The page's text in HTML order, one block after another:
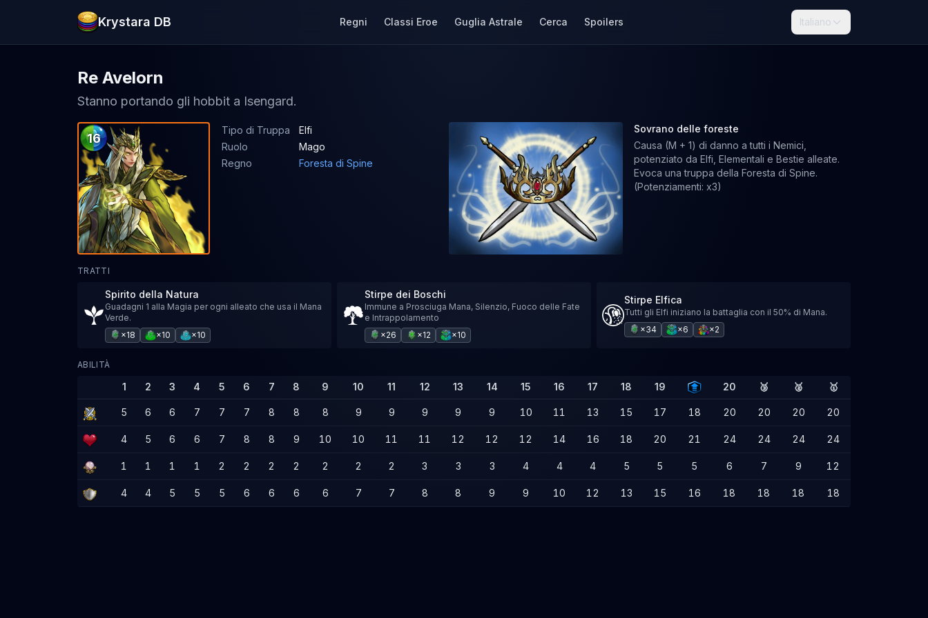
Krystara DB Regni Classi Eroe Guglia Astrale Cerca Spoilers Italiano
Re Avelorn
Stanno portando gli hobbit a Isengard.
16
Tipo di Truppa
Elfi
Ruolo
Mago
Regno
Foresta di Spine
Sovrano delle foreste
Causa (M + 1) di danno a tutti i Nemici,
potenziato da Elfi, Elementali e Bestie alleate.
Evoca una truppa della Foresta di Spine.
(Potenziamenti: x3)
TRATTI
Spirito della Natura
Guadagni 1 alla Magia per ogni alleato che usa il Mana
Verde.
×18
×10 ×10
Stirpe dei Boschi
Immune a Prosciuga Mana, Silenzio, Fuoco delle Fate
e Intrappolamento
×26
×12 ×10
Stirpe Elfica
Tutti gli Elfi iniziano la battaglia con il 50% di Mana.
×34
×6 ×2
ABILITÀ
1 2 3 4 5 6 7 8 9 10 11 12 13 14 15 16 17 18 19 20 🥉 🥈 🥇
5 6 6 7 7 7 8 8 8 9 9 9 9 9 10 11 13 15 17 18 20 20 20 20
4 5 6 6 7 8 8 9 10 10 11 11 12 12 12 14 16 18 20 21 24 24 24 24
1 1 1 1 2 2 2 2 2 2 2 3 3 3 4 4 4 5 5 5 6 7 9 12
4 4 5 5 5 6 6 6 6 7 7 8 8 9 9 10 12 13 15 16 18 18 18 18